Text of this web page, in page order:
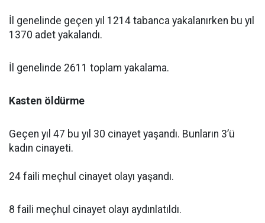
İl genelinde geçen yıl 1214 tabanca yakalanırken bu yıl
1370 adet yakalandı.
İl genelinde 2611 toplam yakalama.
Kasten öldürme
Geçen yıl 47 bu yıl 30 cinayet yaşandı. Bunların 3’ü
kadın cinayeti.
24 faili meçhul cinayet olayı yaşandı.
8 faili meçhul cinayet olayı aydınlatıldı.